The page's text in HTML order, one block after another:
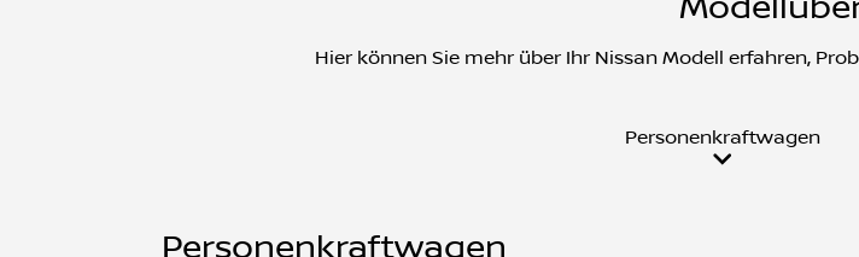
Hier können Sie mehr über Ihr Nissan Modell erfahren,
Personenkraftwagen
Personenkraftwagen